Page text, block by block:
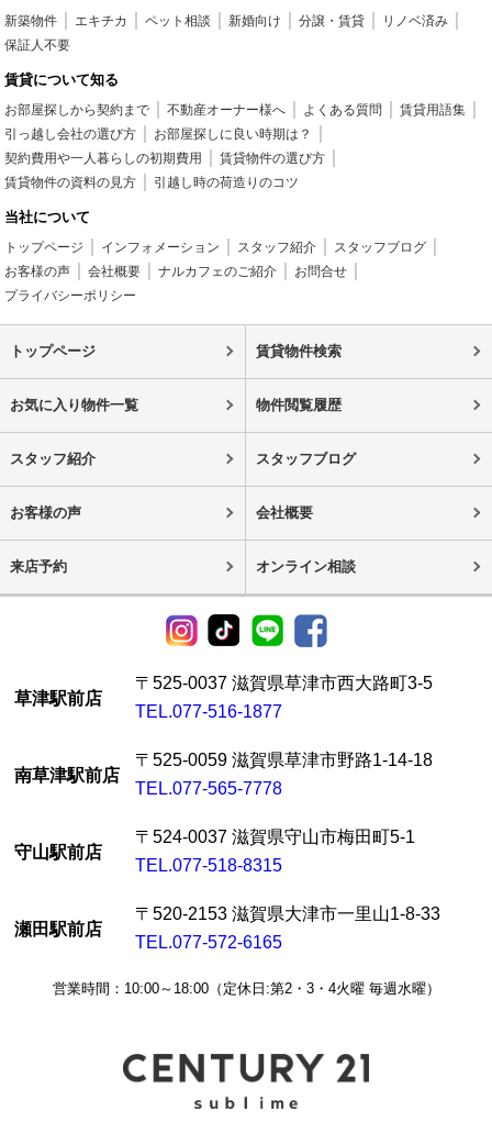
新築物件 エキチカ ペット相談 新婚向け 分譲・賃貸
リノベ済み
保証人不要
賃貸について知る
お部屋探しから契約まで 不動産オーナー様へ よくある質問
賃貸用語集
引っ越し会社の選び方
お部屋探しに良い時期は？
契約費用や一人暮らしの初期費用
賃貸物件の選び方
賃貸物件の資料の見方
引越し時の荷造りのコツ
当社について
トップページ インフォメーション スタッフ紹介
スタッフブログ
お客様の声
会社概要 ナルカフェのご紹介
お問合せ
プライバシーポリシー
トップページ 賃貸物件検索
お気に入り物件一覧 物件閲覧履歴
スタッフ紹介 スタッフブログ
お客様の声 会社概要
来店予約 オンライン相談
草津駅前店
〒525-0037 滋賀県草津市西大路町3-5
TEL.077-516-1877
南草津駅前店
〒525-0059 滋賀県草津市野路1-14-18
TEL.077-565-7778
守山駅前店
〒524-0037 滋賀県守山市梅田町5-1
TEL.077-518-8315
瀬田駅前店
〒520-2153 滋賀県大津市一里山1-8-33
TEL.077-572-6165
営業時間：10:00～18:00（定休日:第2・3・4火曜 毎週水曜）